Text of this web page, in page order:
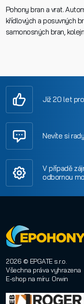
Pohony bran a vrat.
křídlových a posuvných
samonosných bran,
Již 20 let
Nevíte si
V případě
odbornou
2026 © EPGATE s.r.o.
Všechna práva vyhrazena
E-shop na míru: Orwin